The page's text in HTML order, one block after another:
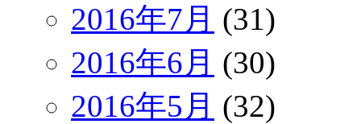
2016年7月 (31)
2016年6月 (30)
2016年5月 (32)